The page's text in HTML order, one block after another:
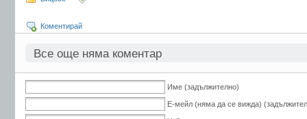
Коментирай
Все още няма коментар
Име (задължително)
Е-мейл (няма да се вижда)